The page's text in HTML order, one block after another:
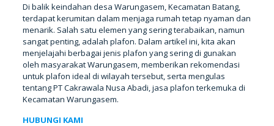
Di balik keindahan desa Warungasem, Kecamatan Batang,
terdapat kerumitan dalam menjaga rumah tetap nyaman dan
menarik. Salah satu elemen yang sering terabaikan, namun
sangat penting, adalah plafon. Dalam artikel ini, kita akan
menjelajahi berbagai jenis plafon yang sering di gunakan
oleh masyarakat Warungasem, memberikan rekomendasi
untuk plafon ideal di wilayah tersebut, serta mengulas
tentang PT Cakrawala Nusa Abadi, jasa plafon terkemuka di
Kecamatan Warungasem.
HUBUNGI KAMI